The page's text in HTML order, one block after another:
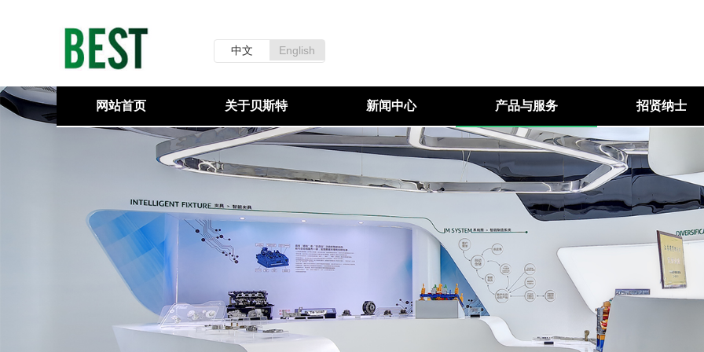
中文 English
网站首页 关于贝斯特 新闻中心 产品与服务 招贤纳士